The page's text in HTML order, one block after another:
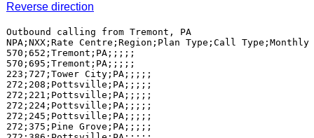
Reverse direction
Outbound calling from Tremont, PA
NPA;NXX;Rate Centre;Region;Plan Type;Call
570;652;Tremont;PA;;;;;
570;695;Tremont;PA;;;;;
223;727;Tower City;PA;;;;;
272;208;Pottsville;PA;;;;;
272;221;Pottsville;PA;;;;;
272;224;Pottsville;PA;;;;;
272;245;Pottsville;PA;;;;;
272;375;Pine Grove;PA;;;;;